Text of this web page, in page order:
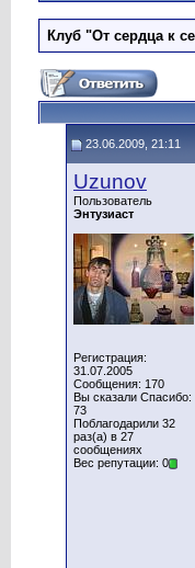
Клуб "От сердца к
23.06.2009, 21:11
Uzunov
Пользователь
Энтузиаст
Регистрация:
31.07.2005
Сообщения: 170
Вы сказали Спасибо:
73
Поблагодарили 32
раз(а) в 27
сообщениях
Вес репутации: 0